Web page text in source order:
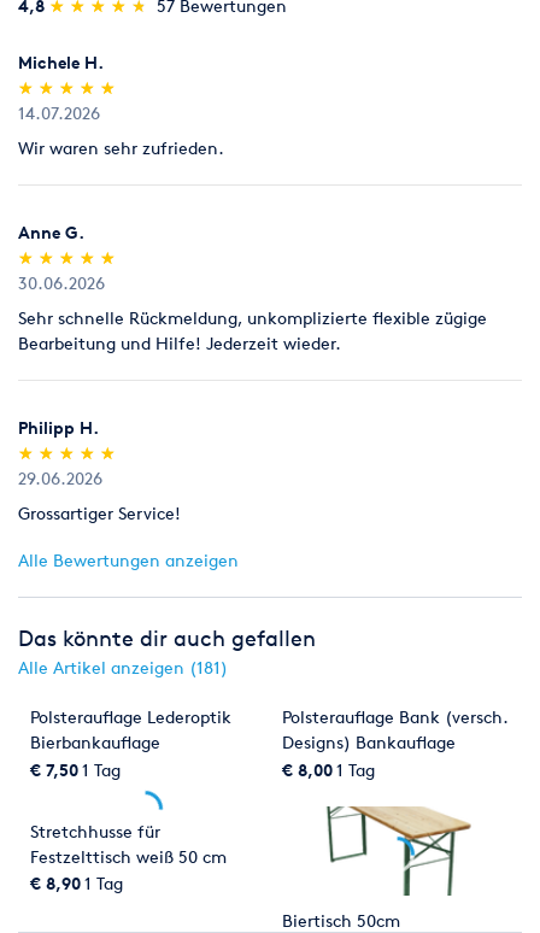
4,8 (*)
★
★
(*) ★
★
(*) ★
★
(*) ★
★
(*) ★
★ 57 Bewertungen
Michele H.
(*)
★
★
(*) ★
★
(*) ★
★
(*) ★
★
(*) ★
★
14.07.2026
Wir waren sehr zufrieden.
Anne G.
(*)
★
★
(*) ★
★
(*) ★
★
(*) ★
★
(*) ★
★
30.06.2026
Sehr schnelle Rückmeldung, unkomplizierte flexible zügige
Bearbeitung und Hilfe! Jederzeit wieder.
Philipp H.
(*)
★
★
(*) ★
★
(*) ★
★
(*) ★
★
(*) ★
★
29.06.2026
Grossartiger Service!
Alle Bewertungen anzeigen
Das könnte dir auch gefallen
Alle Artikel anzeigen (181)
Polsterauflage Lederoptik
Bierbankauflage
€ 7,501 Tag
Polsterauflage Bank (versch.
Designs) Bankauflage
Bankhusse
€ 8,001 Tag
Stretchhusse für
Festzelttisch weiß 50 cm
Biertischhusse
€ 8,901 Tag
Biertisch 50cm